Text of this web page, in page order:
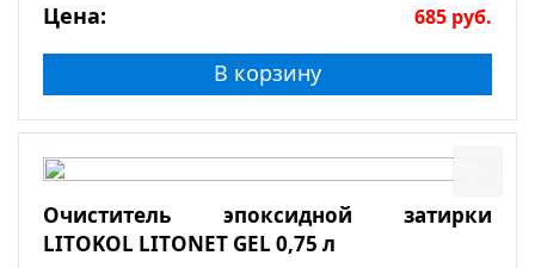
Цена: 685 руб.
В корзину
Очиститель эпоксидной затирки
LITOKOL LITONET GEL 0,75 л